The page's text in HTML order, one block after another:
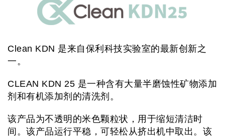
Clean KDN 是来自保利科技实验室的最新创新之
一。
CLEAN KDN 25 是一种含有大量半磨蚀性矿物添加
剂和有机添加剂的清洗剂。
该产品为不透明的米色颗粒状，用于缩短清洁时
间。该产品运行平稳，可轻松从挤出机中取出。该